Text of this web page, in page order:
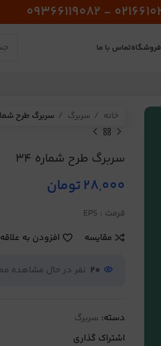
فروشگاهتماس با ما
خانه سربرگ سربرگ طرح
سربرگ طرح شماره 34
28,000تومان
فرمت : EPS
مقایسه
افزودن به
20 نفر در حال مشاهده
دسته: سربرگ
اشتراک گذاری